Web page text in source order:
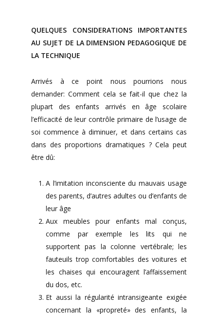
QUELQUES CONSIDERATIONS IMPORTANTES
AU SUJET DE LA DIMENSION PEDAGOGIQUE DE
LA TECHNIQUE
Arrivés à ce point nous pourrions nous
demander: Comment cela se fait-il que chez la
plupart des enfants arrivés en âge scolaire
l’efficacité de leur contrôle primaire de l’usage de
soi commence à diminuer, et dans certains cas
dans des proportions dramatiques ? Cela peut
être dû:
A l’imitation inconsciente du mauvais usage
des parents, d’autres adultes ou d’enfants de
leur âge
Aux meubles pour enfants mal conçus,
comme par exemple les lits qui ne
supportent pas la colonne vertébrale; les
fauteuils trop comfortables des voitures et
les chaises qui encouragent l’affaissement
du dos, etc.
Et aussi la régularité intransigeante exigée
concernant la «propreté» des enfants, la